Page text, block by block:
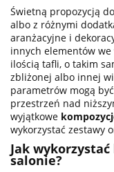
Świetną propozycją
albo z różnymi
aranżacyjne i
innych elementów
ilością tafli, o takim
zbliżonej albo innej
parametrów mogą
przestrzeń nad
wyjątkowe
wykorzystać zestawy
Jak
salonie?